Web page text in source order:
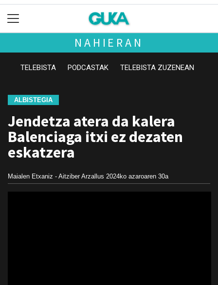
NAHIERAN
TELEBISTA PODCASTAK TELEBISTA ZUZENEAN
ALBISTEGIA
Jendetza atera da kalera
Balenciaga itxi ez dezaten
eskatzera
Maialen Etxaniz - Aitziber Arzallus 2024ko azaroaren 30a